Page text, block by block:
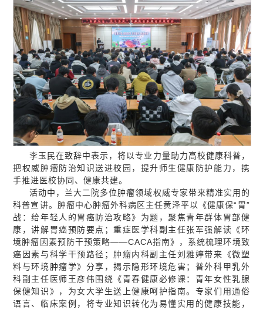
李玉民在致辞中表示，将以专业力量助力高校健康科普，
把权威肿瘤防治知识送进校园，提升师生健康防护能力，携
手推进医校协同、健康共建。
活动中，兰大二院多位肿瘤领域权威专家带来精准实用的
科普宣讲。肿瘤中心肿瘤外科病区主任黄泽平以《健康保“胃”
战：给年轻人的胃癌防治攻略》为题，聚焦青年群体胃部健
康，讲解胃癌预防要点；重症医学科副主任张军强解读《环
境肿瘤因素预防干预策略——CACA指南》，系统梳理环境致
癌因素与科学干预路径；肿瘤内科副主任刘雅婷带来《微塑
料与环境肿瘤学》分享，揭示隐形环境危害；普外科甲乳外
科副主任医师王彦伟围绕《青春健康必修课：青年女性乳腺
保健知识》，为女大学生送上健康呵护指南。专家们用通俗
语言、临床案例，将专业知识转化为易懂实用的健康技能，